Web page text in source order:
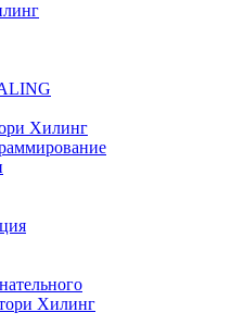
Хилинг
Хилинг